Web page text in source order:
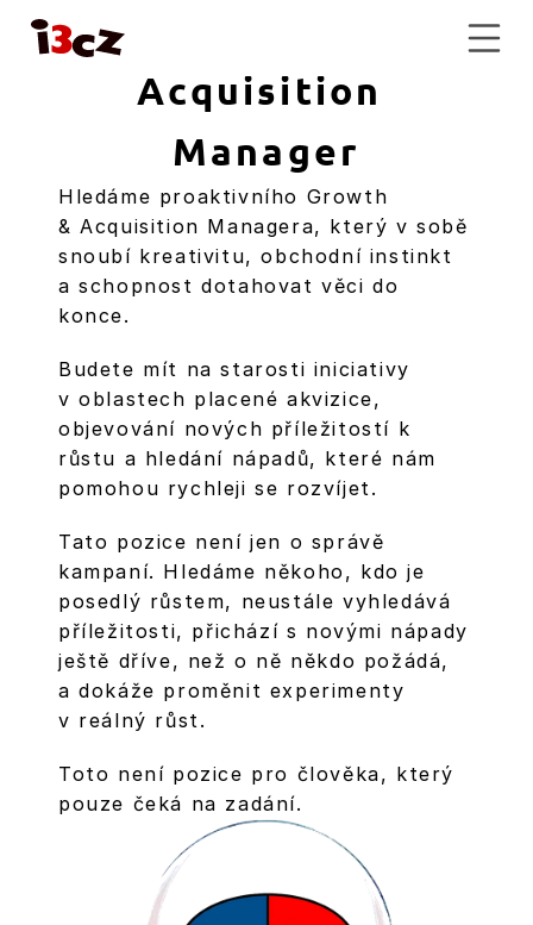
Acquisition
Manager
Hledáme proaktivního Growth
& Acquisition Managera, který v sobě
snoubí kreativitu, obchodní instinkt
a schopnost dotahovat věci do
konce.
Budete mít na starosti iniciativy
v oblastech placené akvizice,
objevování nových příležitostí k
růstu a hledání nápadů, které nám
pomohou rychleji se rozvíjet.
Tato pozice není jen o správě
kampaní. Hledáme někoho, kdo je
posedlý růstem, neustále vyhledává
příležitosti, přichází s novými nápady
ještě dříve, než o ně někdo požádá,
a dokáže proměnit experimenty
v reálný růst.
Toto není pozice pro člověka, který
pouze čeká na zadání.